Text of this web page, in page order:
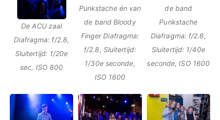
De ACU zaal
Diafragma: f/2.8,
Sluitertijd: 1/20e
sec, ISO 800
Punkstache én van
de band Bloody
Finger Diafragma:
f/2.8, Sluitertijd:
1/30e seconde,
ISO 1600
de band
Punkstache
Diafragma: f/2.8,
Sluitertijd: 1/40e
seconde, ISO 1600